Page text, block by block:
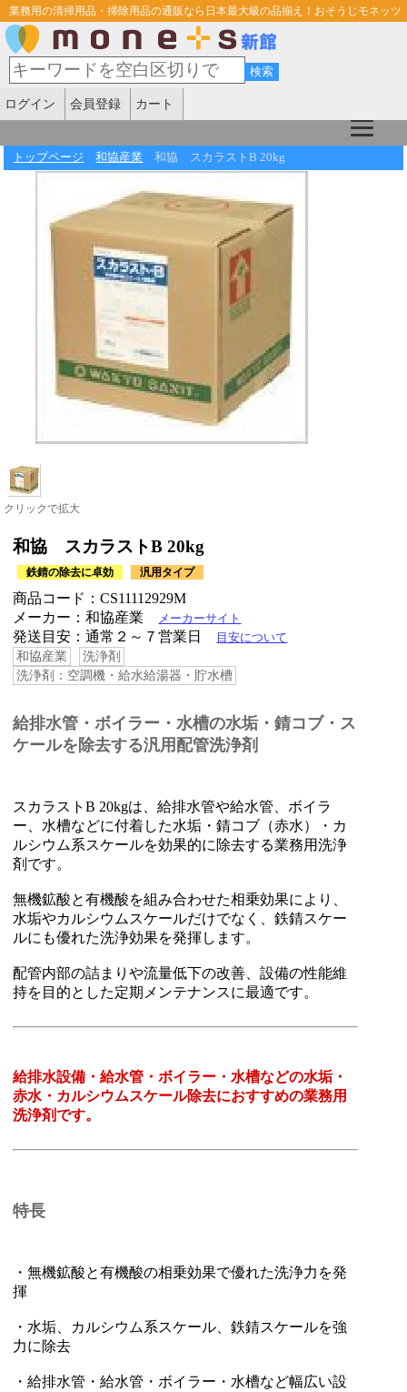
業務用の清掃用品・掃除用品の通販なら日本最大級の品揃え！おそうじモネッツ
ログイン 会員登録 カート
トップページ 和協産業 和協 スカラストB 20kg
クリックで拡大
和協 スカラストB 20kg
鉄錆の除去に卓効 汎用タイプ
商品コード：CS11112929M
メーカー：和協産業
メーカーサイト
発送目安：通常２～７営業日 目安について
和協産業
洗浄剤
洗浄剤：空調機・給水給湯器・貯水槽
給排水管・ボイラー・水槽の水垢・錆コブ・ス
ケールを除去する汎用配管洗浄剤
スカラストB 20kgは、給排水管や給水管、ボイラ
ー、水槽などに付着した水垢・錆コブ（赤水）・カ
ルシウム系スケールを効果的に除去する業務用洗浄
剤です。
無機鉱酸と有機酸を組み合わせた相乗効果により、
水垢やカルシウムスケールだけでなく、鉄錆スケー
ルにも優れた洗浄効果を発揮します。
配管内部の詰まりや流量低下の改善、設備の性能維
持を目的とした定期メンテナンスに最適です。
給排水設備・給水管・ボイラー・水槽などの水垢・
赤水・カルシウムスケール除去におすすめの業務用
洗浄剤です。
特長
・無機鉱酸と有機酸の相乗効果で優れた洗浄力を発
揮
・水垢、カルシウム系スケール、鉄錆スケールを強
力に除去
・給排水管・給水管・ボイラー・水槽など幅広い設